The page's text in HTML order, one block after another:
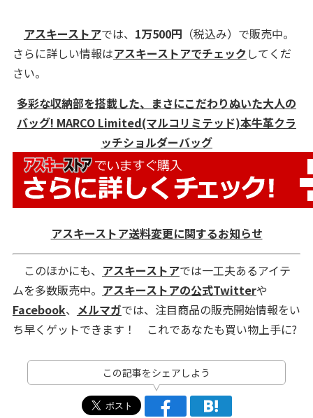
アスキーストアでは、 1万500円 （税込み）で販売中。
さらに詳しい情報はアスキーストアでチェックしてくだ
さい。
多彩な収納部を搭載した、まさにこだわりぬいた大人の
バッグ! MARCO Limited(マルコリミテッド)本牛革クラ
ッチショルダーバッグ
アスキーストア送料変更に関するお知らせ
このほかにも、 アスキーストアでは一工夫あるアイテ
ムを多数販売中。 アスキーストアの公式Twitterや
Facebook、 メルマガでは、注目商品の販売開始情報をい
ち早くゲットできます！ これであなたも買い物上手に?
この記事をシェアしよう